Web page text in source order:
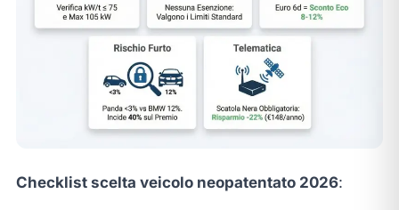
Checklist scelta veicolo neopatentato 2026: